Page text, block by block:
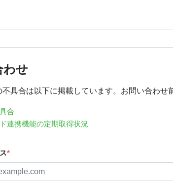
わせ
具合は以下に掲載しています。お問い合わせ
合
連携機能の定期取得状況
*